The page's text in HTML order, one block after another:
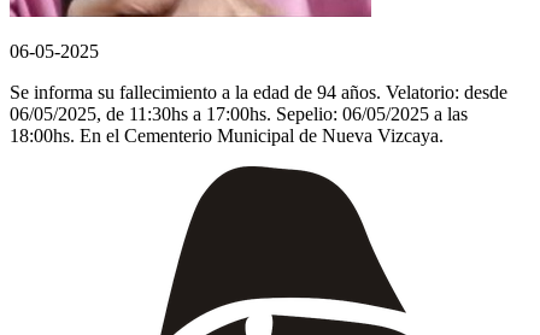
06-05-2025
Se informa su fallecimiento a la edad de 94 años. Velatorio: desde
06/05/2025, de 11:30hs a 17:00hs. Sepelio: 06/05/2025 a las
18:00hs. En el Cementerio Municipal de Nueva Vizcaya.